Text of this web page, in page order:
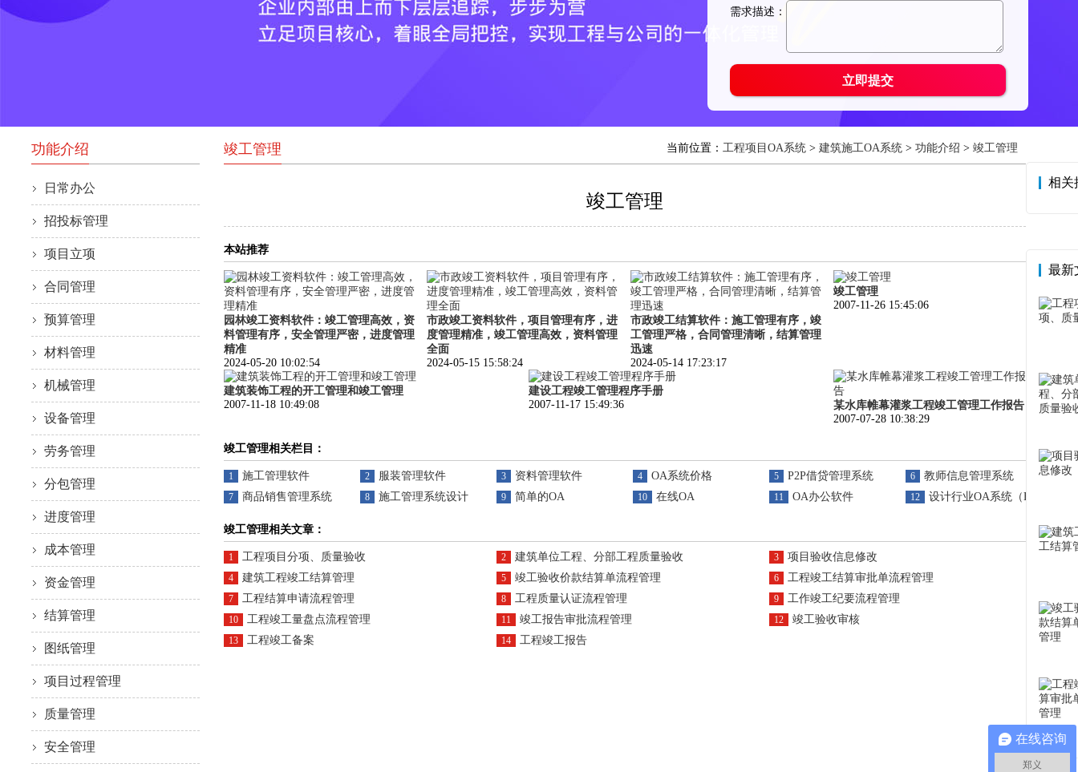
功能介绍
日常办公
招投标管理
项目立项
合同管理
预算管理
材料管理
机械管理
设备管理
劳务管理
分包管理
进度管理
成本管理
资金管理
结算管理
图纸管理
项目过程管理
质量管理
安全管理
竣工管理 当前位置： 工程项目OA系统 > 建筑施工OA系统 > 功能介绍 > 竣工管理
竣工管理
本站推荐
园林竣工资料软件：竣工管理高效，资
料管理有序，安全管理严密，进度管理
精准
2024-05-20 10:02:54
市政竣工资料软件，项目管理有序，进
度管理精准，竣工管理高效，资料管理
全面
2024-05-15 15:58:24
市政竣工结算软件：施工管理有序，竣
工管理严格，合同管理清晰，结算管理
迅速
2024-05-14 17:23:17
竣工管理
2007-11-26 15:45:06
建筑装饰工程的开工管理和竣工管理
2007-11-18 10:49:08
建设工程竣工管理程序手册
2007-11-17 15:49:36
某水库帷幕灌浆工程竣工管理工作报告
2007-07-28 10:38:29
竣工管理相关栏目：
1 施工管理软件 2 服装管理软件 3 资料管理软件 4 OA系统价格 5 P2P借贷管理系统 6 教师信息管理系统
7 商品销售管理系统 8 施工管理系统设计 9 简单的OA 10 在线OA 11 OA办公软件 12 设计行业OA系统（ERP）
竣工管理相关文章：
1 工程项目分项、质量验收 2 建筑单位工程、分部工程质量验收 3 项目验收信息修改
4 建筑工程竣工结算管理 5 竣工验收价款结算单流程管理 6 工程竣工结算审批单流程管理
7 工程结算申请流程管理 8 工程质量认证流程管理 9 工作竣工纪要流程管理
10 工程竣工量盘点流程管理 11 竣工报告审批流程管理 12 竣工验收审核
13 工程竣工备案 14 工程竣工报告
相关
最新
在线咨询
郑义